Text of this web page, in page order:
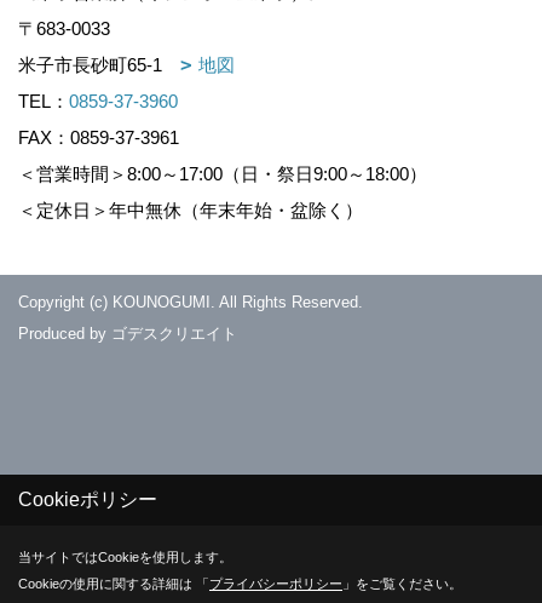
〒683-0033
米子市長砂町65-1
地図
TEL： 0859-37-3960
FAX：0859-37-3961
＜営業時間＞8:00～17:00（日・祭日9:00～18:00）
＜定休日＞年中無休（年末年始・盆除く）
Copyright (c) KOUNOGUMI. All Rights Reserved.
Produced by ゴデスクリエイト
Cookieポリシー
当サイトではCookieを使用します。
Cookieの使用に関する詳細は 「プライバシーポリシー 」をご覧ください。